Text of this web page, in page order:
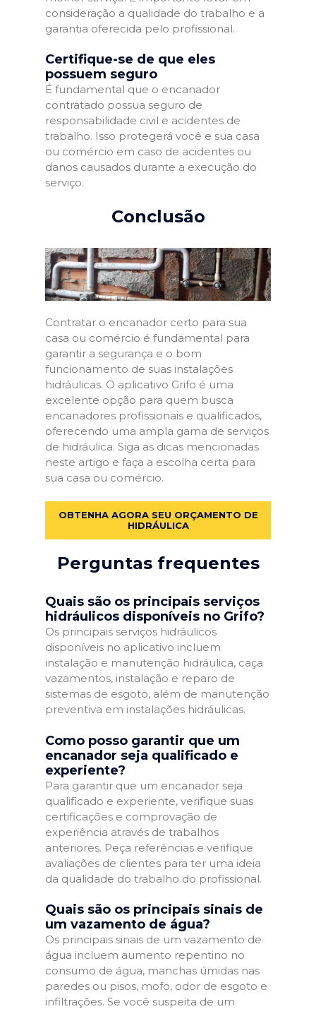
consideração a qualidade do trabalho e a
garantia oferecida pelo profissional.
Certifique-se de que eles
possuem seguro
É fundamental que o encanador
contratado possua seguro de
responsabilidade civil e acidentes de
trabalho. Isso protegerá você e sua casa
ou comércio em caso de acidentes ou
danos causados durante a execução do
serviço.
Conclusão
Contratar o encanador certo para sua
casa ou comércio é fundamental para
garantir a segurança e o bom
funcionamento de suas instalações
hidráulicas. O aplicativo Grifo é uma
excelente opção para quem busca
encanadores profissionais e qualificados,
oferecendo uma ampla gama de serviços
de hidráulica. Siga as dicas mencionadas
neste artigo e faça a escolha certa para
sua casa ou comércio.
OBTENHA AGORA SEU ORÇAMENTO DE
HIDRÁULICA
Perguntas frequentes
Quais são os principais serviços
hidráulicos disponíveis no Grifo?
Os principais serviços hidráulicos
disponíveis no aplicativo incluem
instalação e manutenção hidráulica, caça
vazamentos, instalação e reparo de
sistemas de esgoto, além de manutenção
preventiva em instalações hidráulicas.
Como posso garantir que um
encanador seja qualificado e
experiente?
Para garantir que um encanador seja
qualificado e experiente, verifique suas
certificações e comprovação de
experiência através de trabalhos
anteriores. Peça referências e verifique
avaliações de clientes para ter uma ideia
da qualidade do trabalho do profissional.
Quais são os principais sinais de
um vazamento de água?
Os principais sinais de um vazamento de
água incluem aumento repentino no
consumo de água, manchas úmidas nas
paredes ou pisos, mofo, odor de esgoto e
infiltrações. Se você suspeita de um